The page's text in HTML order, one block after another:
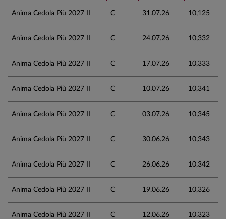
Anima Cedola Più 2027 II C 31.07.26 10,125
Anima Cedola Più 2027 II C 24.07.26 10,332
Anima Cedola Più 2027 II C 17.07.26 10,333
Anima Cedola Più 2027 II C 10.07.26 10,341
Anima Cedola Più 2027 II C 03.07.26 10,345
Anima Cedola Più 2027 II C 30.06.26 10,343
Anima Cedola Più 2027 II C 26.06.26 10,342
Anima Cedola Più 2027 II C 19.06.26 10,326
Anima Cedola Più 2027 II C 12.06.26 10,323